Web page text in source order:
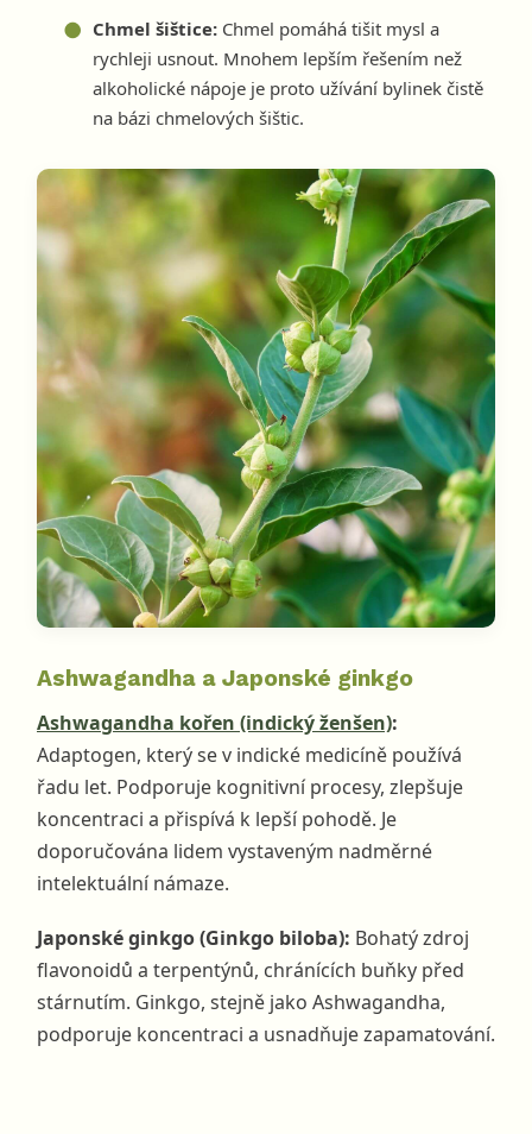
Chmel šištice: Chmel pomáhá tišit mysl a
rychleji usnout. Mnohem lepším řešením než
alkoholické nápoje je proto užívání bylinek čistě
na bázi chmelových šištic.
Ashwagandha a Japonské ginkgo
Ashwagandha kořen (indický ženšen):
Adaptogen, který se v indické medicíně používá
řadu let. Podporuje kognitivní procesy, zlepšuje
koncentraci a přispívá k lepší pohodě. Je
doporučována lidem vystaveným nadměrné
intelektuální námaze.
Japonské ginkgo (Ginkgo biloba): Bohatý zdroj
flavonoidů a terpentýnů, chránících buňky před
stárnutím. Ginkgo, stejně jako Ashwagandha,
podporuje koncentraci a usnadňuje zapamatování.